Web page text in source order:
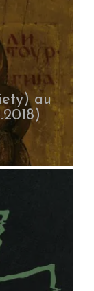
au